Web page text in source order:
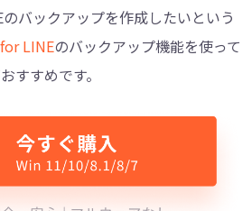
バックアップを作成したいという
LINEのバックアップ機能を使って
すすめです。